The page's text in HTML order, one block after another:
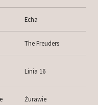
Echa
The Freuders
Linia 16
Żurawie